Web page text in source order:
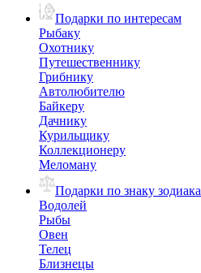
Подарки по интересам
Рыбаку
Охотнику
Путешественнику
Грибнику
Автолюбителю
Байкеру
Дачнику
Курильщику
Коллекционеру
Меломану
Подарки по знаку зодиака
Водолей
Рыбы
Овен
Телец
Близнецы